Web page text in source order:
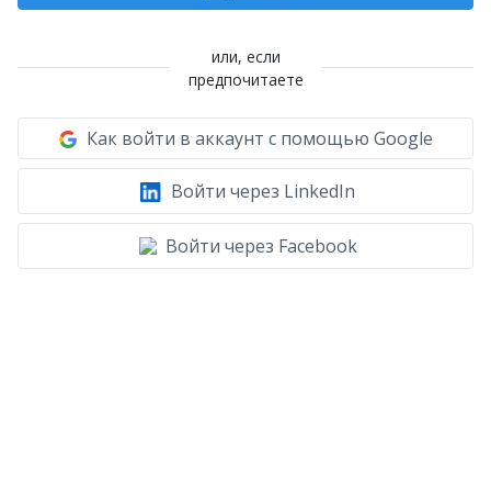
или, если
предпочитаете
Как войти в аккаунт с помощью Google
Войти через LinkedIn
Войти через Facebook